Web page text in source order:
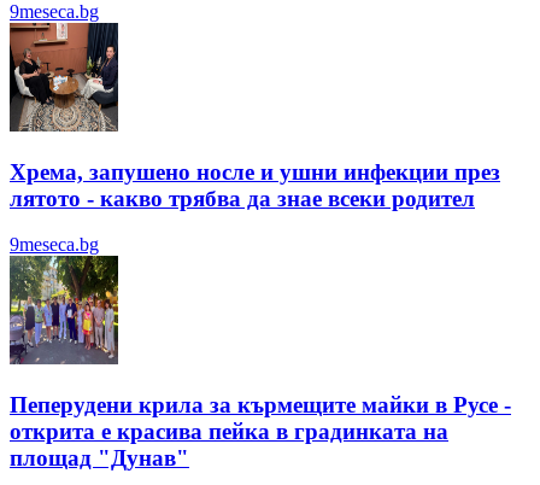
9meseca.bg
Хрема, запушено носле и ушни инфекции през
лятотo - какво трябва да знае всеки родител
9meseca.bg
Пеперудени крила за кърмещите майки в Русе -
открита е красива пейка в градинката на
площад "Дунав"